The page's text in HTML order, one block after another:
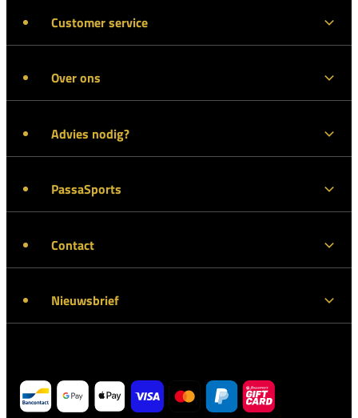
Customer service
Over ons
Advies nodig?
PassaSports
Contact
Nieuwsbrief